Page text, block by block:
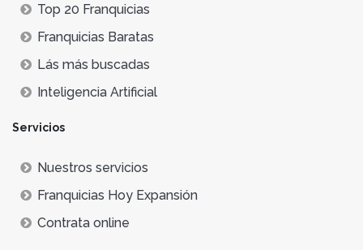
Top 20 Franquicias
Franquicias Baratas
Lás más buscadas
Inteligencia Artificial
Servicios
Nuestros servicios
Franquicias Hoy Expansión
Contrata online